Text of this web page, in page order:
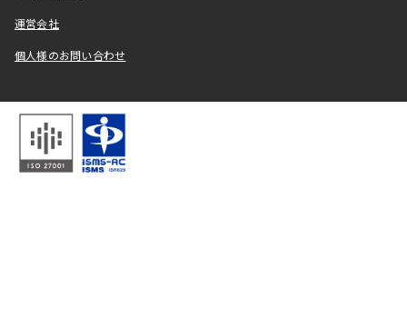
運営会社
個人様のお問い合わせ